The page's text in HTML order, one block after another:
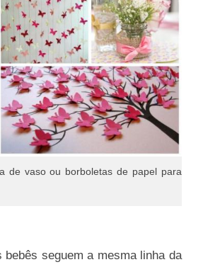
de vaso ou borboletas de papel para
seguem a mesma linha da